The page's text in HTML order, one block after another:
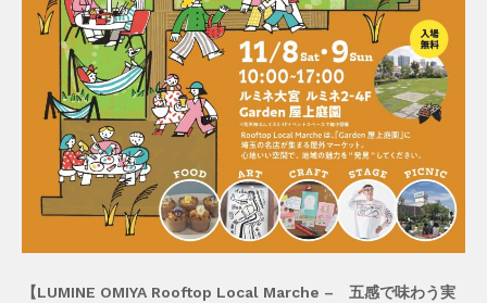
【LUMINE OMIYA Rooftop Local Marche – 五感で味わう実